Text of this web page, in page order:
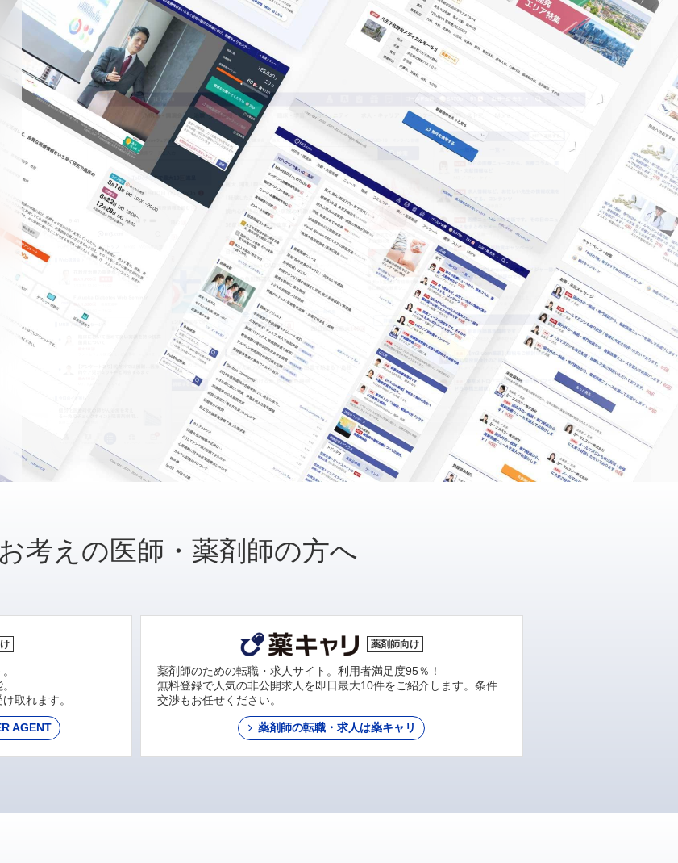
考えの医師・薬剤師の方へ
取れます。
AGENT
薬剤師向け
薬剤師のための転職・求人サイト。利用者満足度95％！
無料登録で人気の非公開求人を即日最大10件をご紹介します。条件
交渉もお任せください。
薬剤師の転職・求人は薬キャリ